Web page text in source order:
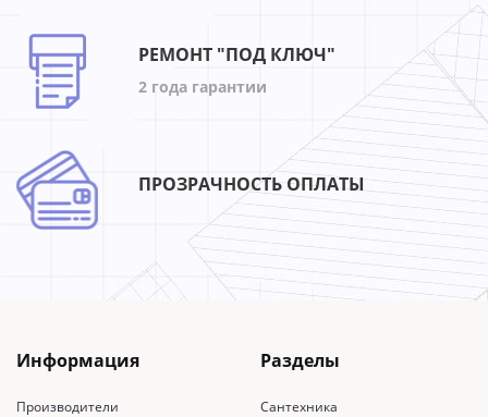
РЕМОНТ "ПОД КЛЮЧ"
2 года гарантии
ПРОЗРАЧНОСТЬ ОПЛАТЫ
Информация
Производители
Разделы
Сантехника